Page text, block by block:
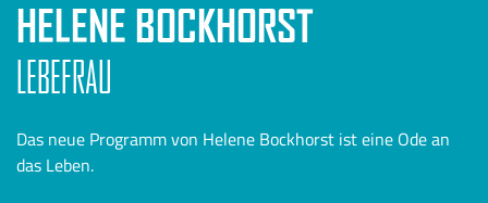
HELENE BOCKHORST
LEBEFRAU
Das neue Programm von Helene Bockhorst ist eine Ode an
das Leben.